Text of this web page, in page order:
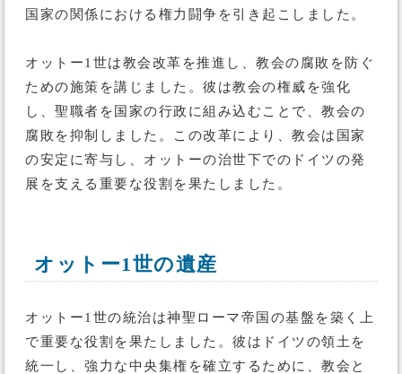
国家の関係における権力闘争を引き起こしました。
オットー1世は教会改革を推進し、教会の腐敗を防ぐ
ための施策を講じました。彼は教会の権威を強化
し、聖職者を国家の行政に組み込むことで、教会の
腐敗を抑制しました。この改革により、教会は国家
の安定に寄与し、オットーの治世下でのドイツの発
展を支える重要な役割を果たしました。
オットー1世の遺産
オットー1世の統治は神聖ローマ帝国の基盤を築く上
で重要な役割を果たしました。彼はドイツの領土を
統一し、強力な中央集権を確立するために、教会と